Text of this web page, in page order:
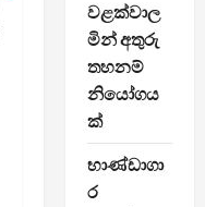
වළක්වාල
මින් අතුරු
තහනම්
නියෝගය
ක්
භාණ්ඩාගා
ර